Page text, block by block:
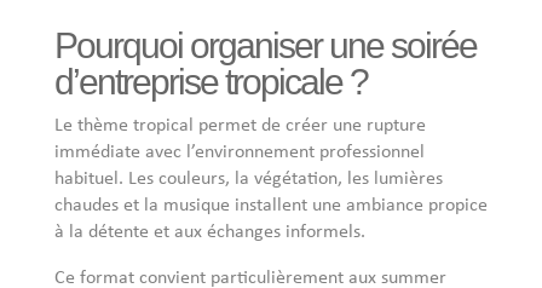
Pourquoi organiser une soirée
d’entreprise tropicale ?
Le thème tropical permet de créer une rupture
immédiate avec l’environnement professionnel
habituel. Les couleurs, la végétation, les lumières
chaudes et la musique installent une ambiance propice
à la détente et aux échanges informels.
Ce format convient particulièrement aux summer